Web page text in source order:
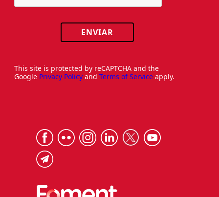
ENVIAR
This site is protected by reCAPTCHA and the
Google Privacy Policy and Terms of Service apply.